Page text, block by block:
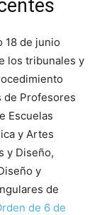
18 de junio
los tribunales y
de Profesores
Escuelas
y Artes
y Diseño,
y
de
de 6 de